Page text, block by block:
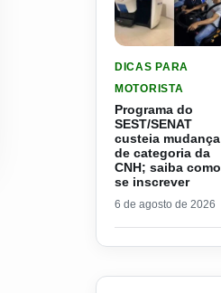
DICAS PARA
MOTORISTA
Programa do
SEST/SENAT
custeia mudança
de categoria da
CNH; saiba como
se inscrever
6 de agosto de 2026